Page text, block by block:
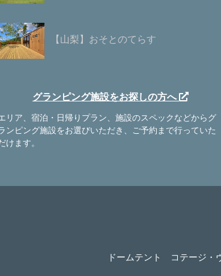
【山梨】おそとのてらす
グランピング施設をお探しの方へ
リア、宿泊・日帰りプラン、施設のスペックなどからグ
ンピング施設をお選びいただき、ご予約まで行っていた
けます。
ドームテント コテージ・